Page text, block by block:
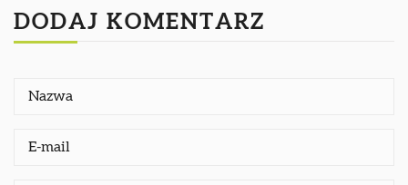
DODAJ KOMENTARZ